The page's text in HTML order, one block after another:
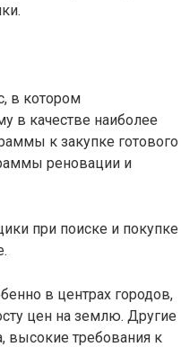
в котором
в качестве наиболее
к закупке готового
реновации и
при поиске и покупке
в центрах городов,
цен на землю. Другие
высокие требования к